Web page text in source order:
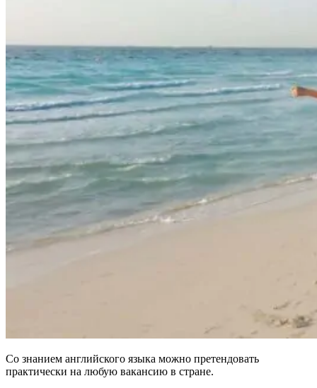
Со знанием английского языка можно претендовать
практически на любую вакансию в стране.